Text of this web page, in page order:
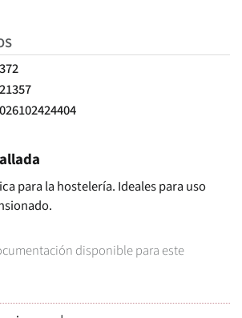
para la hostelería. Ideales para uso
disponible para este